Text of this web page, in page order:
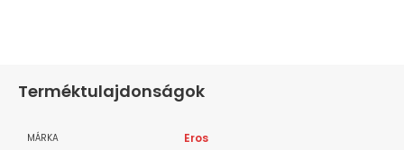
Terméktulajdonságok
MÁRKA Eros